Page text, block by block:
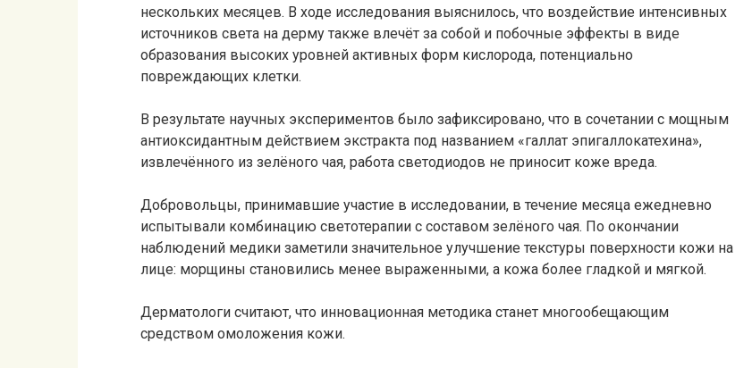
нескольких месяцев. В ходе исследования выяснилось, что воздействие интенсивных
источников света на дерму также влечёт за собой и побочные эффекты в виде
образования высоких уровней активных форм кислорода, потенциально
повреждающих клетки.
В результате научных экспериментов было зафиксировано, что в сочетании с мощным
антиоксидантным действием экстракта под названием «галлат эпигаллокатехина»,
извлечённого из зелёного чая, работа светодиодов не приносит коже вреда.
Добровольцы, принимавшие участие в исследовании, в течение месяца ежедневно
испытывали комбинацию светотерапии с составом зелёного чая. По окончании
наблюдений медики заметили значительное улучшение текстуры поверхности кожи на
лице: морщины становились менее выраженными, а кожа более гладкой и мягкой.
Дерматологи считают, что инновационная методика станет многообещающим
средством омоложения кожи.